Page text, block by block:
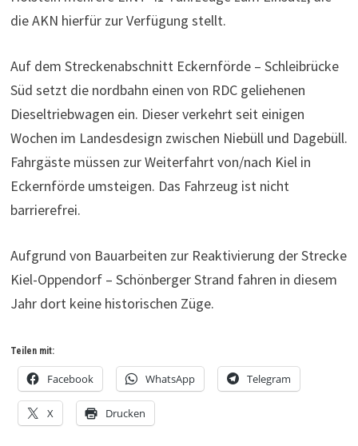
die AKN hierfür zur Verfügung stellt.
Auf dem Streckenabschnitt Eckernförde – Schleibrücke
Süd setzt die nordbahn einen von RDC geliehenen
Dieseltriebwagen ein. Dieser verkehrt seit einigen
Wochen im Landesdesign zwischen Niebüll und Dagebüll.
Fahrgäste müssen zur Weiterfahrt von/nach Kiel in
Eckernförde umsteigen. Das Fahrzeug ist nicht
barrierefrei.
Aufgrund von Bauarbeiten zur Reaktivierung der Strecke
Kiel-Oppendorf – Schönberger Strand fahren in diesem
Jahr dort keine historischen Züge.
Teilen mit:
Facebook WhatsApp Telegram
X Drucken